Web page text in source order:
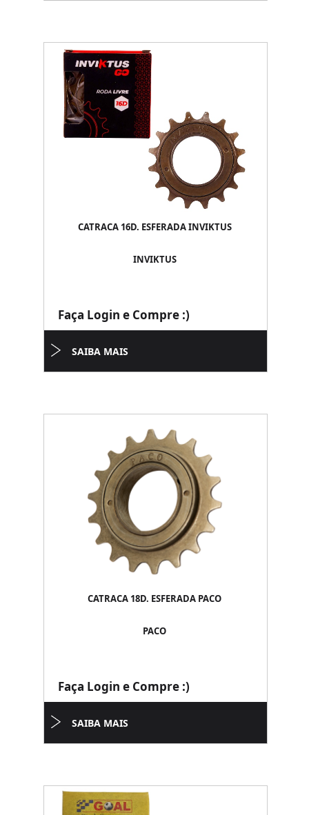
CATRACA 16D. ESFERADA INVIKTUS
INVIKTUS
Faça Login e Compre :)
SAIBA MAIS
CATRACA 18D. ESFERADA PACO
PACO
Faça Login e Compre :)
SAIBA MAIS